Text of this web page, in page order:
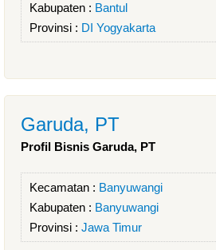
Kabupaten : Bantul
Provinsi : DI Yogyakarta
Garuda, PT
Profil Bisnis Garuda, PT
Kecamatan : Banyuwangi
Kabupaten : Banyuwangi
Provinsi : Jawa Timur